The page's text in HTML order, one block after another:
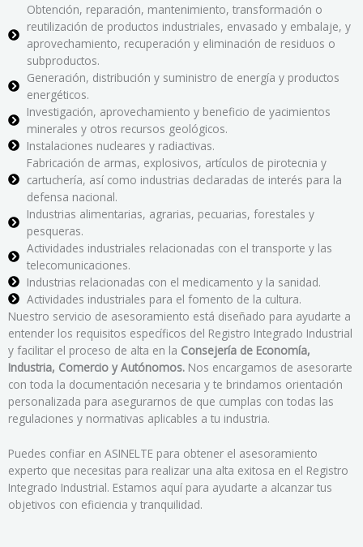
Obtención, reparación, mantenimiento, transformación o
reutilización de productos industriales, envasado y embalaje, y
aprovechamiento, recuperación y eliminación de residuos o
subproductos.
Generación, distribución y suministro de energía y productos
energéticos.
Investigación, aprovechamiento y beneficio de yacimientos
minerales y otros recursos geológicos.
Instalaciones nucleares y radiactivas.
Fabricación de armas, explosivos, artículos de pirotecnia y
cartuchería, así como industrias declaradas de interés para la
defensa nacional.
Industrias alimentarias, agrarias, pecuarias, forestales y
pesqueras.
Actividades industriales relacionadas con el transporte y las
telecomunicaciones.
Industrias relacionadas con el medicamento y la sanidad.
Actividades industriales para el fomento de la cultura.
Nuestro servicio de asesoramiento está diseñado para ayudarte a
entender los requisitos específicos del Registro Integrado Industrial
y facilitar el proceso de alta en la Consejería de Economía,
Industria, Comercio y Autónomos. Nos encargamos de asesorarte
con toda la documentación necesaria y te brindamos orientación
personalizada para asegurarnos de que cumplas con todas las
regulaciones y normativas aplicables a tu industria.
Puedes confiar en ASINELTE para obtener el asesoramiento
experto que necesitas para realizar una alta exitosa en el Registro
Integrado Industrial. Estamos aquí para ayudarte a alcanzar tus
objetivos con eficiencia y tranquilidad.